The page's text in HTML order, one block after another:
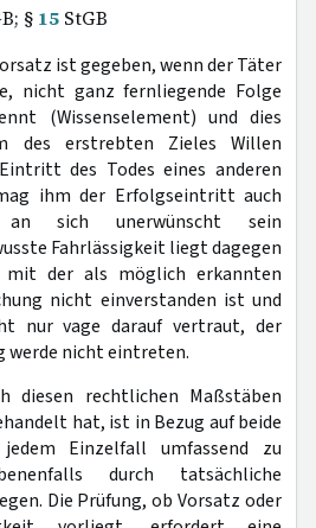
§ 15 StGB
ist gegeben, wenn der Täter
nicht ganz fernliegende Folge
(Wissenselement) und dies
des erstrebten Zieles Willen
des Todes eines anderen
ihm der Erfolgseintritt auch
sich unerwünscht sein
Fahrlässigkeit liegt dagegen
der als möglich erkannten
nicht einverstanden ist und
nur vage darauf vertraut, der
nicht eintreten.
diesen rechtlichen Maßstäben
hat, ist in Bezug auf beide
Einzelfall umfassend zu
durch tatsächliche
Die Prüfung, ob Vorsatz oder